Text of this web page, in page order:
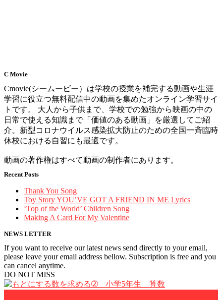
C Movie
Cmovie(シームービー）は学校の授業を補完する動画や生涯
学習に役立つ無料配信中の動画を集めたオンライン学習サイ
トです。 大人から子供まで、学校での勉強から映画の中の
日常で使える知識まで「価値のある動画」を厳選してご紹
介。新型コロナウイルス感染拡大防止のための全国一斉臨時
休校における自習にも最適です。
動画の著作権はすべて動画の制作者にあります。
Recent Posts
Thank You Song
Toy Story YOU’VE GOT A FRIEND IN ME Lyrics
‘Top of the World’ Children Song
Making A Card For My Valentine
NEWS LETTER
If you want to receive our latest news send directly to your email,
please leave your email address bellow. Subscription is free and you
can cancel anytime.
DO NOT MISS